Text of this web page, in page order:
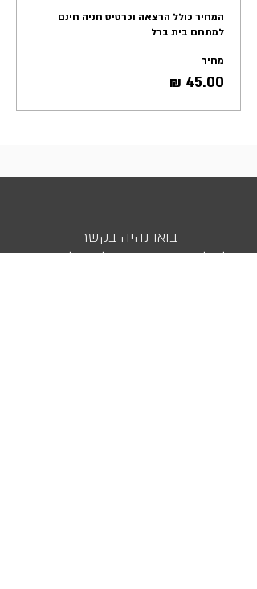
למתחם בית ברל
מחיר
בואו נהיה בקשר
לשאלות עזרה ובירורים אפשר לפנות אלינו